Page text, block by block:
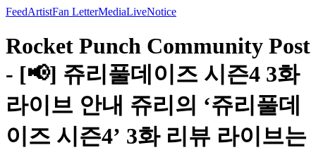
FeedArtistFan LetterMediaLiveNotice
Rocket Punch Community Post
- [📢] 쥬리풀데이즈 시즌4 3화
라이브 안내 쥬리의 ‘쥬리풀데
이즈 시즌4’ 3화 리뷰 라이브는